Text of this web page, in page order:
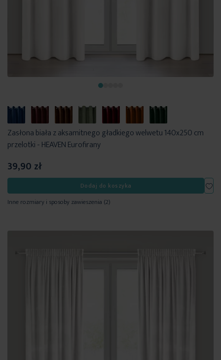
Zasłona biała z aksamitnego gładkiego welwetu 140x250 cm
przelotki - HEAVEN Eurofirany
39,90 zł
Dodaj do koszyka
Inne rozmiary i sposoby zawieszenia (2)